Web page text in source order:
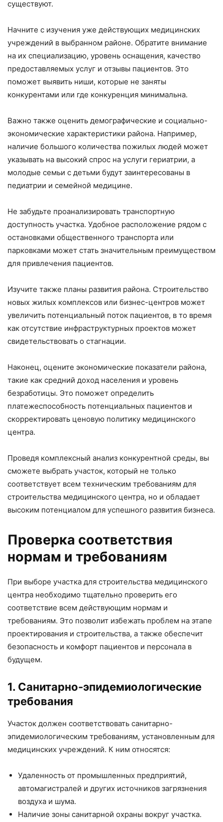
существуют.
Начните с изучения уже действующих медицинских
учреждений в выбранном районе. Обратите внимание
на их специализацию, уровень оснащения, качество
предоставляемых услуг и отзывы пациентов. Это
поможет выявить ниши, которые не заняты
конкурентами или где конкуренция минимальна.
Важно также оценить демографические и социально-
экономические характеристики района. Например,
наличие большого количества пожилых людей может
указывать на высокий спрос на услуги гериатрии, а
молодые семьи с детьми будут заинтересованы в
педиатрии и семейной медицине.
Не забудьте проанализировать транспортную
доступность участка. Удобное расположение рядом с
остановками общественного транспорта или
парковками может стать значительным преимуществом
для привлечения пациентов.
Изучите также планы развития района. Строительство
новых жилых комплексов или бизнес-центров может
увеличить потенциальный поток пациентов, в то время
как отсутствие инфраструктурных проектов может
свидетельствовать о стагнации.
Наконец, оцените экономические показатели района,
такие как средний доход населения и уровень
безработицы. Это поможет определить
платежеспособность потенциальных пациентов и
скорректировать ценовую политику медицинского
центра.
Проведя комплексный анализ конкурентной среды, вы
сможете выбрать участок, который не только
соответствует всем техническим требованиям для
строительства медицинского центра, но и обладает
высоким потенциалом для успешного развития бизнеса.
Проверка соответствия
нормам и требованиям
При выборе участка для строительства медицинского
центра необходимо тщательно проверить его
соответствие всем действующим нормам и
требованиям. Это позволит избежать проблем на этапе
проектирования и строительства, а также обеспечит
безопасность и комфорт пациентов и персонала в
будущем.
1. Санитарно-эпидемиологические
требования
Участок должен соответствовать санитарно-
эпидемиологическим требованиям, установленным для
медицинских учреждений. К ним относятся:
Удаленность от промышленных предприятий,
автомагистралей и других источников загрязнения
воздуха и шума.
Наличие зоны санитарной охраны вокруг участка.